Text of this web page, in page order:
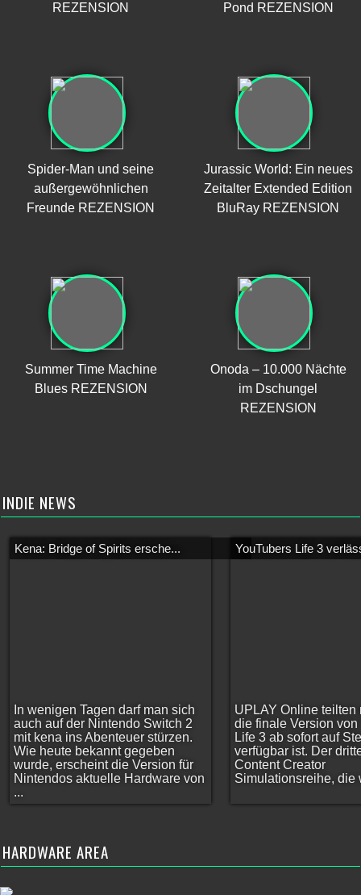
REZENSION
Pond REZENSION
Spider-Man und seine
außergewöhnlichen
Freunde REZENSION
Jurassic World: Ein neues
Zeitalter Extended Edition
BluRay REZENSION
Summer Time Machine
Blues REZENSION
Onoda – 10.000 Nächte
im Dschungel
REZENSION
INDIE NEWS
Kena: Bridge of Spirits ersche...
In wenigen Tagen darf man sich
auch auf der Nintendo Switch 2
mit kena ins Abenteuer stürzen.
Wie heute bekannt gegeben
wurde, erscheint die Version für
Nintendos aktuelle Hardware von
...
YouTubers Life 3
UPLAY Online teilten
die finale Version von
Life 3 ab sofort auf
verfügbar ist. Der
Content Creator
Simulationsreihe, die
HARDWARE AREA